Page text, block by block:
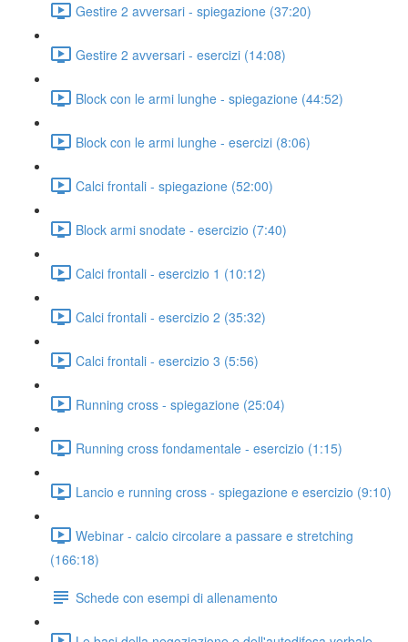
Gestire 2 avversari - spiegazione (37:20)
Gestire 2 avversari - esercizi (14:08)
Block con le armi lunghe - spiegazione (44:52)
Block con le armi lunghe - esercizi (8:06)
Calci frontali - spiegazione (52:00)
Block armi snodate - esercizio (7:40)
Calci frontali - esercizio 1 (10:12)
Calci frontali - esercizio 2 (35:32)
Calci frontali - esercizio 3 (5:56)
Running cross - spiegazione (25:04)
Running cross fondamentale - esercizio (1:15)
Lancio e running cross - spiegazione e esercizio (9:10)
Webinar - calcio circolare a passare e stretching
(166:18)
Schede con esempi di allenamento